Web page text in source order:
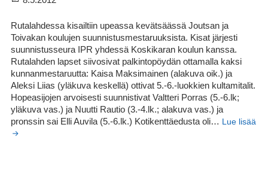
Rutalahdessa kisailtiin upeassa kevätsäässä Joutsan ja
Toivakan koulujen suunnistusmestaruuksista. Kisat järjesti
suunnistusseura IPR yhdessä Koskikaran koulun kanssa.
Rutalahden lapset siivosivat palkintopöydän ottamalla kaksi
kunnanmestaruutta: Kaisa Maksimainen (alakuva oik.) ja
Aleksi Liias (yläkuva keskellä) ottivat 5.-6.-luokkien kultamitalit.
Hopeasijojen arvoisesti suunnistivat Valtteri Porras (5.-6.lk;
yläkuva vas.) ja Nuutti Rautio (3.-4.lk.; alakuva vas.) ja
pronssin sai Elli Auvila (5.-6.lk.) Kotikenttäedusta oli…
Lue lisää
Kotikenttä